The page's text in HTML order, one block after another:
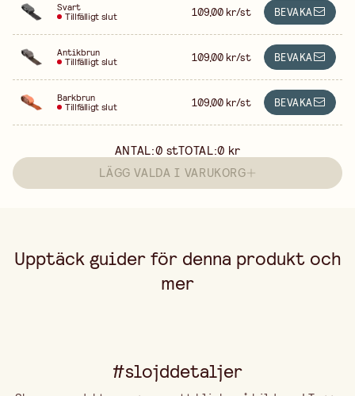
Svart
Tillfälligt slut 109,00 kr/st BEVAKA
Antikbrun
Tillfälligt slut 109,00 kr/st BEVAKA
Barkbrun
Tillfälligt slut 109,00 kr/st BEVAKA
ANTAL:0 stTOTAL:0 kr
LÄGG VALDA I VARUKORG
Upptäck guider för denna produkt och
mer
#slojddetaljer